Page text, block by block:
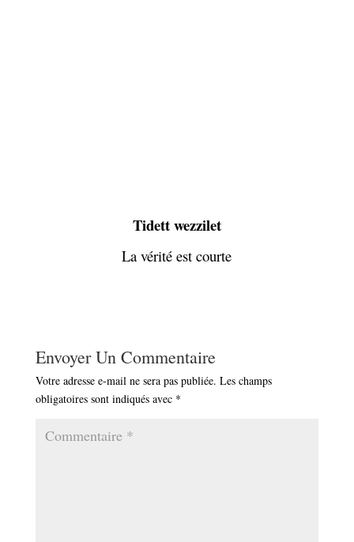
Tidett wezzilet
La vérité est courte
Envoyer Un Commentaire
Votre adresse e-mail ne sera pas publiée. Les champs
obligatoires sont indiqués avec *